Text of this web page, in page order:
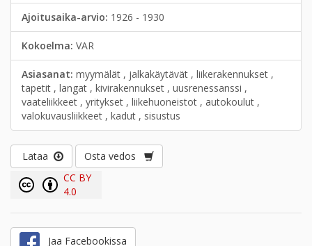
Ajoitusaika-arvio: 1926 - 1930
Kokoelma: VAR
Asiasanat: myymälät , jalkakäytävät , liikerakennukset ,
tapetit , langat , kivirakennukset , uusrenessanssi ,
vaateliikkeet , yritykset , liikehuoneistot , autokoulut ,
valokuvausliikkeet , kadut , sisustus
Lataa
Osta vedos
CC BY
4.0
Jaa Facebookissa